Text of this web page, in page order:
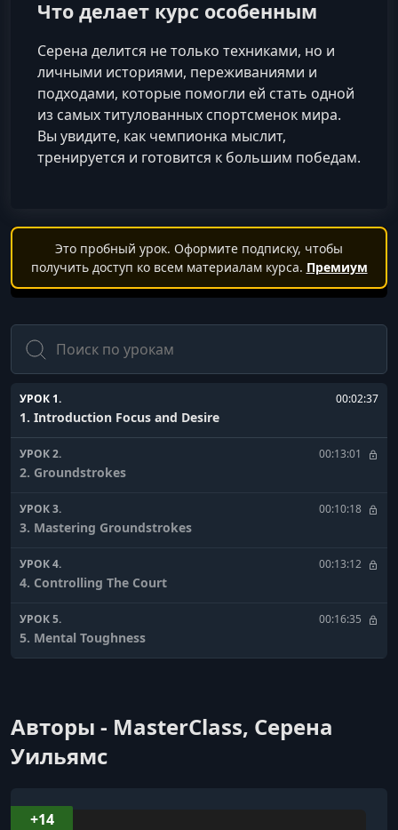
Что делает курс особенным
Серена делится не только техниками, но и
личными историями, переживаниями и
подходами, которые помогли ей стать одной
из самых титулованных спортсменок мира.
Вы увидите, как чемпионка мыслит,
тренируется и готовится к большим победам.
Это пробный урок. Оформите подписку, чтобы
получить доступ ко всем материалам курса. Премиум
Поиск
УРОК 1. 00:02:37
1. Introduction Focus and Desire
УРОК 2. 00:13:01
2. Groundstrokes
УРОК 3. 00:10:18
3. Mastering Groundstrokes
УРОК 4. 00:13:12
4. Controlling The Court
УРОК 5. 00:16:35
5. Mental Toughness
УРОК 7. 00:14:51
7. Training Like a Pro
8. Preparing for Game Day
Авторы - MasterClass, Серена
Уильямс
+14